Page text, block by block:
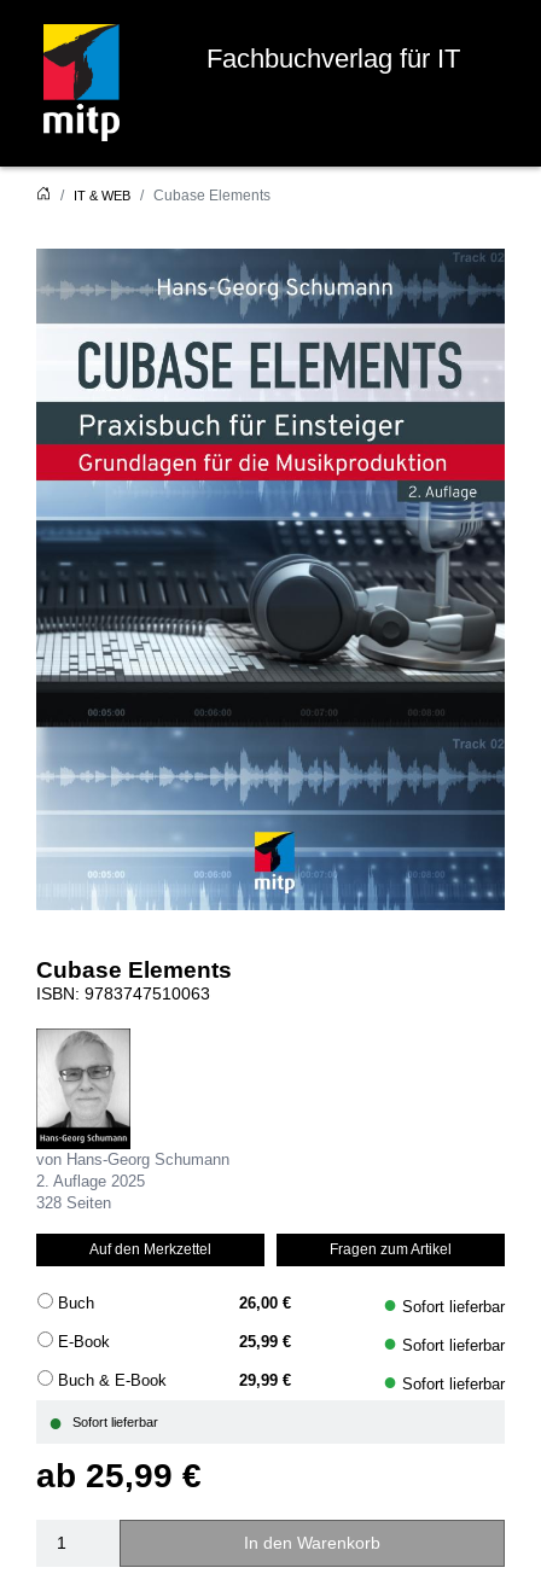
Fachbuchverlag für IT
IT & WEB Cubase Elements
Cubase Elements
ISBN: 9783747510063
von Hans-Georg Schumann
2. Auflage 2025
328 Seiten
Auf den Merkzettel Fragen zum Artikel
Buch 26,00 € ● Sofort lieferbar
E-Book 25,99 € ● Sofort lieferbar
Buch & E-Book 29,99 € ● Sofort lieferbar
● Sofort lieferbar
ab 25,99 €
In den Warenkorb